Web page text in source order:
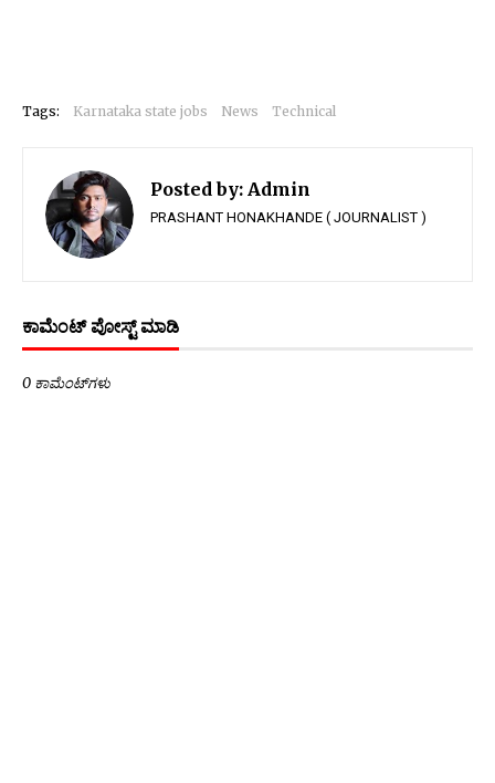
Tags: Karnataka state jobs News Technical
Posted by: Admin
PRASHANT HONAKHANDE ( JOURNALIST )
ಕಾಮೆಂಟ್‌‌ ಪೋಸ್ಟ್‌ ಮಾಡಿ
0 ಕಾಮೆಂಟ್‌ಗಳು